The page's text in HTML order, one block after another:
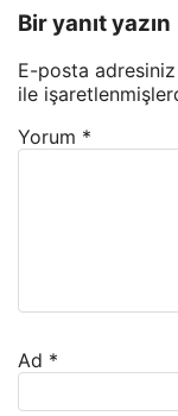
Bir yanıt yazın
E-posta
ile
Yorum *
Ad *